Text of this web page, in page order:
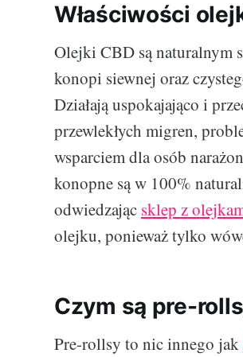
Właściwości
Olejki CBD są naturalnym
konopi siewnej oraz
Działają uspokajająco i
przewlekłych migren,
wsparciem dla osób
konopne są w 100%
odwiedzając sklep z
olejku, ponieważ tylko
Czym są pre-
Pre-rollsy to nic innego jak